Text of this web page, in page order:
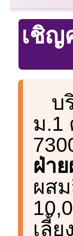
เชิญ
บ
ม.1
ฝ่า
ผส
เลี้